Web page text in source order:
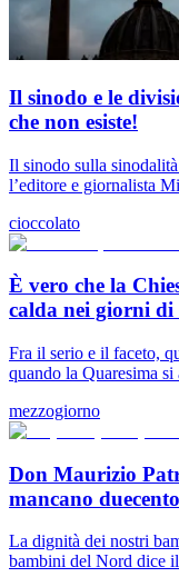
Il sinodo e le
che non esiste!
Il sinodo sulla
l’editore e giornalista
cioccolato
È vero che la
calda nei giorni
Fra il serio e il faceto,
quando la Quaresima
mezzogiorno
Don Maurizio
mancano
La dignità dei nostri
bambini del Nord dice il